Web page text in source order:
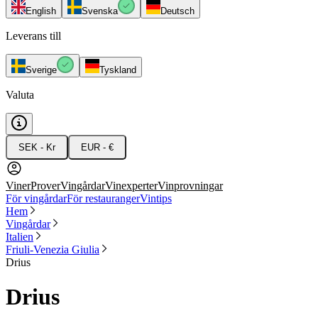
English Svenska Deutsch
Leverans till
Sverige Tyskland
Valuta
SEK - Kr EUR - €
VinerProverVingårdarVinexperterVinprovningar
För vingårdarFör restaurangerVintips
Hem
Vingårdar
Italien
Friuli-Venezia Giulia
Drius
Drius